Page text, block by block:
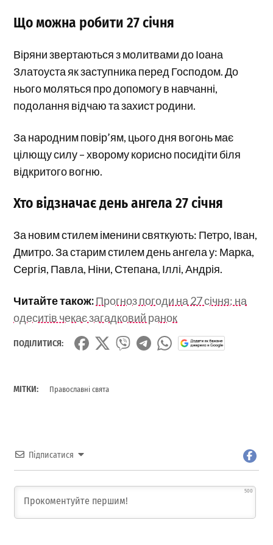
Що можна робити 27 січня
Віряни звертаються з молитвами до Іоана
Златоуста як заступника перед Господом. До
нього моляться про допомогу в навчанні,
подолання відчаю та захист родини.
За народним повір’ям, цього дня вогонь має
цілющу силу – хворому корисно посидіти біля
відкритого вогню.
Хто відзначає день ангела 27 січня
За новим стилем іменини святкують: Петро, Іван,
Дмитро. За старим стилем день ангела у: Марка,
Сергія, Павла, Ніни, Степана, Іллі, Андрія.
Читайте також:Прогноз погоди на 27 січня: на
одеситів чекає загадковий ранок
ПОДІЛИТИСЯ:
МІТКИ: Православні свята
Підписатися
500